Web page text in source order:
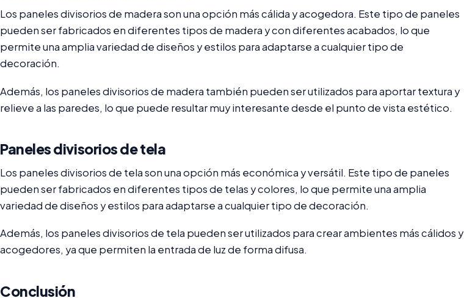
Los paneles divisorios de madera son una opción más cálida y acogedora. Este tipo de paneles
pueden ser fabricados en diferentes tipos de madera y con diferentes acabados, lo que
permite una amplia variedad de diseños y estilos para adaptarse a cualquier tipo de
decoración.
Además, los paneles divisorios de madera también pueden ser utilizados para aportar textura y
relieve a las paredes, lo que puede resultar muy interesante desde el punto de vista estético.
Paneles divisorios de tela
Los paneles divisorios de tela son una opción más económica y versátil. Este tipo de paneles
pueden ser fabricados en diferentes tipos de telas y colores, lo que permite una amplia
variedad de diseños y estilos para adaptarse a cualquier tipo de decoración.
Además, los paneles divisorios de tela pueden ser utilizados para crear ambientes más cálidos y
acogedores, ya que permiten la entrada de luz de forma difusa.
Conclusión